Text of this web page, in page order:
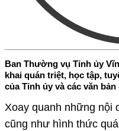
Ban Thường vụ Tỉnh ủy
khai quán triệt, học tập,
của Tỉnh ủy và các văn
Xoay quanh những nội
cũng như hình thức